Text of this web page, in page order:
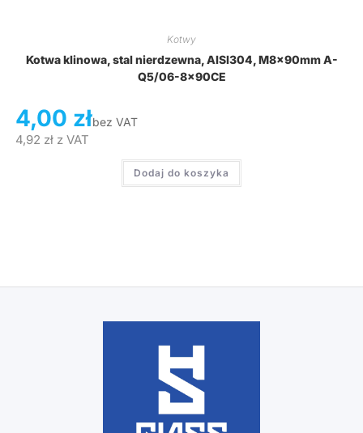
Kotwy
Kotwa klinowa, stal nierdzewna, AISI304, M8x90mm A-
Q5/06-8x90CE
4,00 złbez VAT
4,92 złz VAT
Dodaj do koszyka